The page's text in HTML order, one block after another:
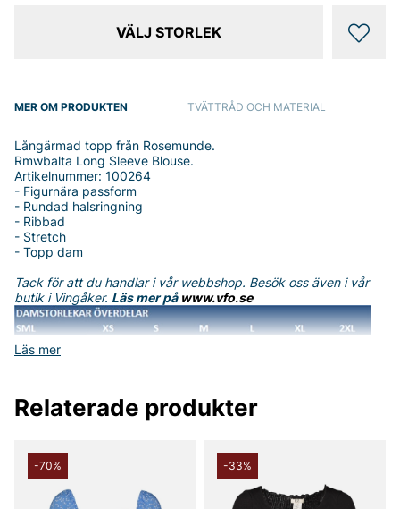
VÄLJ STORLEK
MER OM PRODUKTEN
Läs mer
Långärmad topp från Rosemunde.
Rmwbalta Long Sleeve Blouse.
Artikelnummer: 100264
- Figurnära passform
- Rundad halsringning
- Ribbad
- Stretch
- Topp dam
Tack för att du handlar i vår webbshop. Besök oss även i vår
butik i Vingåker. Läs mer på www.vfo.se
TVÄTTRÅD OCH MATERIAL
Relaterade produkter
-70% -33%